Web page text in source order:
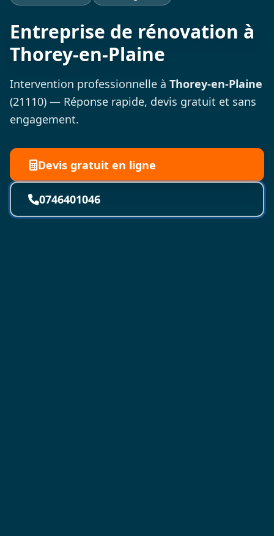
Entreprise de rénovation à
Thorey-en-Plaine
Intervention professionnelle à Thorey-en-Plaine
(21110) — Réponse rapide, devis gratuit et sans
engagement.
Devis gratuit en ligne
0746401046